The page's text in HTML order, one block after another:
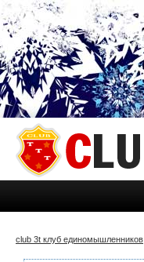
club 3t клуб единомышленников